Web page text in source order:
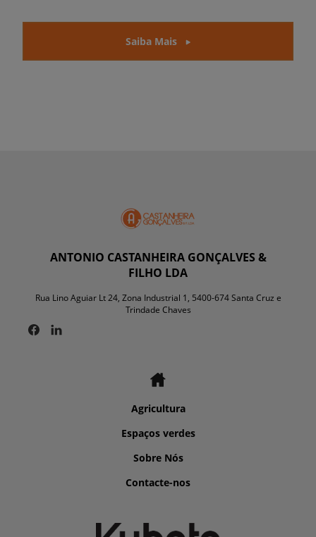
Saiba Mais
ANTONIO CASTANHEIRA GONÇALVES &
FILHO LDA
Rua Lino Aguiar Lt 24, Zona Industrial 1, 5400-674 Santa Cruz e
Trindade Chaves
Agricultura
Espaços verdes
Sobre Nós
Contacte-nos